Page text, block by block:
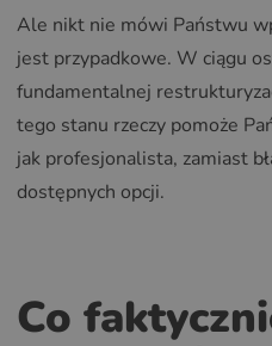
Ale nikt nie mówi Państwu
jest przypadkowe. W ciągu
fundamentalnej
tego stanu rzeczy pomoże
jak profesjonalista, zamiast
dostępnych opcji.
Co